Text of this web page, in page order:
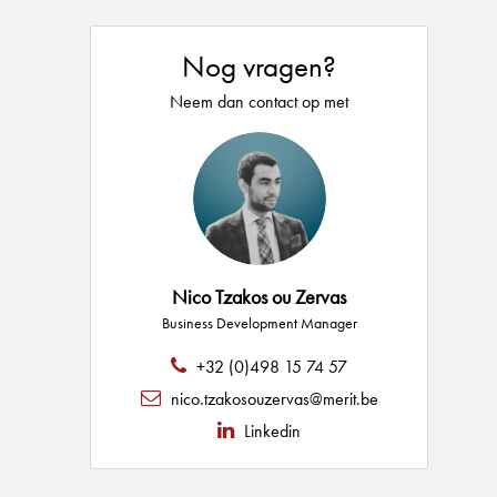
Nog vragen?
Neem dan contact op met
Nico Tzakos ou Zervas
Business Development Manager
+32 (0)498 15 74 57
nico.tzakosouzervas@merit.be
Linkedin